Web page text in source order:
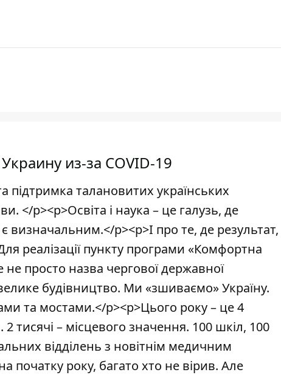
из-за COVID-19
підтримка талановитих українських
</p><p>Освіта і наука – це галузь, де
p><p>І про те, де результат,
реалізації пункту програми «Комфортна
просто назва чергової державної
будівництво. Ми «зшиваємо» Україну.
та мостами.</p><p>Цього року – це 4
тисячі – місцевого значення. 100 шкіл, 100
відділень з новітнім медичним
року, багато хто не вірив. Але